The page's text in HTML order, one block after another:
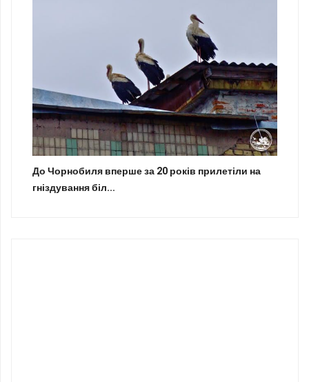
До Чорнобиля вперше за 20 років прилетіли на
гніздування біл...